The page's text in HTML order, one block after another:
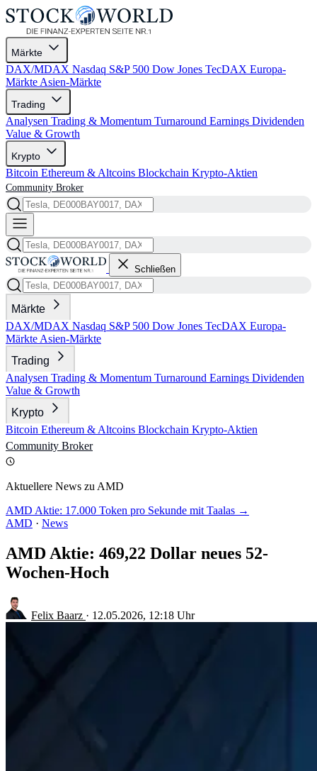
Märkte
DAX/MDAX Nasdaq S&P 500 Dow Jones TecDAX Europa-
Märkte Asien-Märkte
Trading
Analysen Trading & Momentum Turnaround Earnings Dividenden
Value & Growth
Krypto
Bitcoin Ethereum & Altcoins Blockchain Krypto-Aktien
Community Broker
Schließen
Märkte
DAX/MDAX Nasdaq S&P 500 Dow Jones TecDAX Europa-
Märkte Asien-Märkte
Trading
Analysen Trading & Momentum Turnaround Earnings Dividenden
Value & Growth
Krypto
Bitcoin Ethereum & Altcoins Blockchain Krypto-Aktien
Community Broker
Aktuellere News zu AMD
AMD Aktie: 17.000 Token pro Sekunde mit Taalas →
AMD · News
AMD Aktie: 469,22 Dollar neues 52-
Wochen-Hoch
Felix Baarz · 12.05.2026, 12:18 Uhr